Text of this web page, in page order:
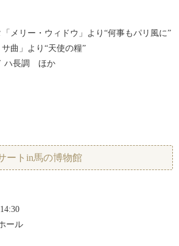
メリー・ウィドウ」より“何事もパリ風に”
曲」より“天使の糧”
ハ長調 ほか
ートin馬の博物館
ール